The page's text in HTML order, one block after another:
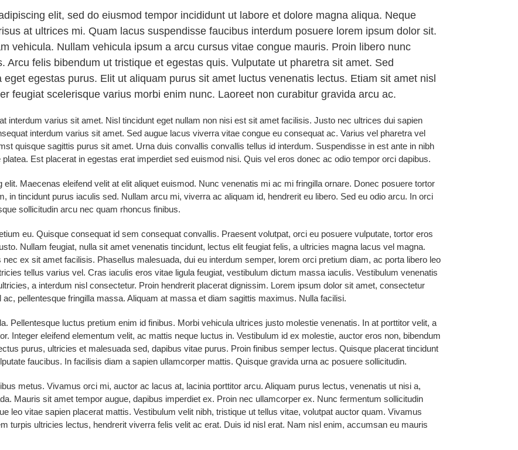
elit, sed do eiusmod tempor incididunt ut labore et dolore magna aliqua. Neque
at ultrices mi. Quam lacus suspendisse faucibus interdum posuere lorem ipsum dolor sit.
vehicula. Nullam vehicula ipsum a arcu cursus vitae congue mauris. Proin libero nunc
Arcu felis bibendum ut tristique et egestas quis. Vulputate ut pharetra sit amet. Sed
egestas purus. Elit ut aliquam purus sit amet luctus venenatis lectus. Etiam sit amet nisl
feugiat scelerisque varius morbi enim nunc. Laoreet non curabitur gravida arcu ac.
interdum varius sit amet. Nisl tincidunt eget nullam non nisi est sit amet facilisis. Justo nec ultrices dui sapien
interdum varius sit amet. Sed augue lacus viverra vitae congue eu consequat ac. Varius vel pharetra vel
quisque sagittis purus sit amet. Urna duis convallis convallis tellus id interdum. Suspendisse in est ante in nibh
Est placerat in egestas erat imperdiet sed euismod nisi. Quis vel eros donec ac odio tempor orci dapibus.
Maecenas eleifend velit at elit aliquet euismod. Nunc venenatis mi ac mi fringilla ornare. Donec posuere tortor
in tincidunt purus iaculis sed. Nullam arcu mi, viverra ac aliquam id, hendrerit eu libero. Sed eu odio arcu. In orci
sollicitudin arcu nec quam rhoncus finibus.
eu. Quisque consequat id sem consequat convallis. Praesent volutpat, orci eu posuere vulputate, tortor eros
Nullam feugiat, nulla sit amet venenatis tincidunt, lectus elit feugiat felis, a ultricies magna lacus vel magna.
ex sit amet facilisis. Phasellus malesuada, dui eu interdum semper, lorem orci pretium diam, ac porta libero leo
tellus varius vel. Cras iaculis eros vitae ligula feugiat, vestibulum dictum massa iaculis. Vestibulum venenatis
a interdum nisl consectetur. Proin hendrerit placerat dignissim. Lorem ipsum dolor sit amet, consectetur
pellentesque fringilla massa. Aliquam at massa et diam sagittis maximus. Nulla facilisi.
Pellentesque luctus pretium enim id finibus. Morbi vehicula ultrices justo molestie venenatis. In at porttitor velit, a
Integer eleifend elementum velit, ac mattis neque luctus in. Vestibulum id ex molestie, auctor eros non, bibendum
purus, ultricies et malesuada sed, dapibus vitae purus. Proin finibus semper lectus. Quisque placerat tincidunt
faucibus. In facilisis diam a sapien ullamcorper mattis. Quisque gravida urna ac posuere sollicitudin.
metus. Vivamus orci mi, auctor ac lacus at, lacinia porttitor arcu. Aliquam purus lectus, venenatis ut nisi a,
Mauris sit amet tempor augue, dapibus imperdiet ex. Proin nec ullamcorper ex. Nunc fermentum sollicitudin
leo vitae sapien placerat mattis. Vestibulum velit nibh, tristique ut tellus vitae, volutpat auctor quam. Vivamus
turpis ultricies lectus, hendrerit viverra felis velit ac erat. Duis id nisl erat. Nam nisl enim, accumsan eu mauris